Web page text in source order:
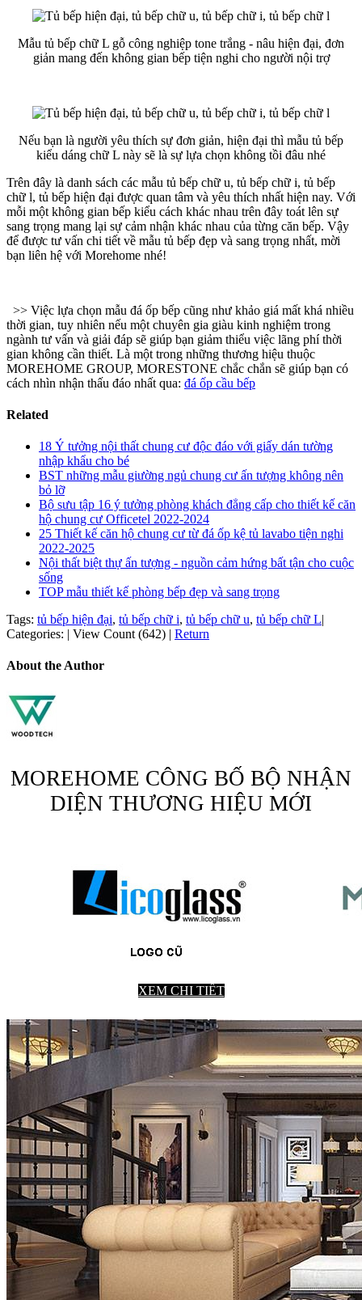
Mẫu tủ bếp chữ L gỗ công nghiệp tone trắng - nâu hiện đại, đơn
giản mang đến không gian bếp tiện nghi cho người nội trợ
Nếu bạn là người yêu thích sự đơn giản, hiện đại thì mẫu tủ bếp
kiểu dáng chữ L này sẽ là sự lựa chọn không tồi đâu nhé
Trên đây là danh sách các mẫu tủ bếp chữ u, tủ bếp chữ i, tủ bếp
chữ l, tủ bếp hiện đại được quan tâm và yêu thích nhất hiện nay. Với
mỗi một không gian bếp kiểu cách khác nhau trên đây toát lên sự
sang trọng mang lại sự cảm nhận khác nhau của từng căn bếp. Vậy
để được tư vấn chi tiết về mẫu tủ bếp đẹp và sang trọng nhất, mời
bạn liên hệ với Morehome nhé!
>> Việc lựa chọn mẫu đá ốp bếp cũng như khảo giá mất khá nhiều
thời gian, tuy nhiên nếu một chuyên gia giàu kinh nghiệm trong
ngành tư vấn và giải đáp sẽ giúp bạn giảm thiểu việc lãng phí thời
gian không cần thiết. Là một trong những thương hiệu thuộc
MOREHOME GROUP, MORESTONE chắc chắn sẽ giúp bạn có
cách nhìn nhận thấu đáo nhất qua: đá ốp cầu bếp
Related
18 Ý tưởng nội thất chung cư độc đáo với giấy dán tường
nhập khẩu cho bé
BST những mẫu giường ngủ chung cư ấn tượng không nên
bỏ lỡ
Bộ sưu tập 16 ý tưởng phòng khách đẳng cấp cho thiết kế căn
hộ chung cư Officetel 2022-2024
25 Thiết kế căn hộ chung cư từ đá ốp kệ tủ lavabo tiện nghi
2022-2025
Nội thất biệt thự ấn tượng - nguồn cảm hứng bất tận cho cuộc
sống
TOP mẫu thiết kế phòng bếp đẹp và sang trọng
Tags: tủ bếp hiện đại, tủ bếp chữ i, tủ bếp chữ u, tủ bếp chữ L|
Categories: | View Count (642) | Return
About the Author
MOREHOME CÔNG BỐ BỘ NHẬN
DIỆN THƯƠNG HIỆU MỚI
XEM CHI TIẾT